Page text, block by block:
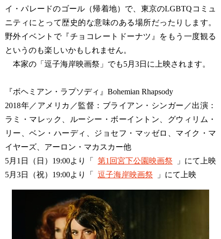
イ・パレードのゴール（帰着地）で、東京のLGBTQコミュ
ニティにとって歴史的な意味のある場所だったりします。
野外イベントで『チョコレートドーナツ』をもう一度観る
というのも楽しいかもしれません。
本家の「逗子海岸映画祭」でも5月3日に上映されます。
『ボヘミアン・ラプソディ』Bohemian Rhapsody
2018年／アメリカ／監督：ブライアン・シンガー／出演：
ラミ・マレック、ルーシー・ボーイントン、グウィリム・
リー、ベン・ハーディ、ジョセフ・マッゼロ、マイク・マ
イヤーズ、アーロン・マカスカー他
5月1日（日）19:00より「
第1回宮下公園映画祭
」にて上映
5月3日（祝）19:00より「
逗子海岸映画祭 」にて上映